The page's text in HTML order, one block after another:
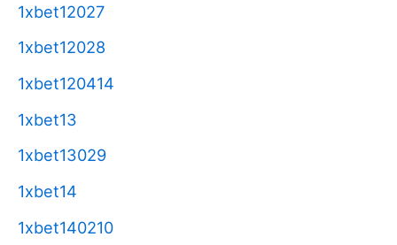
1xbet12027
1xbet12028
1xbet120414
1xbet13
1xbet13029
1xbet14
1xbet140210